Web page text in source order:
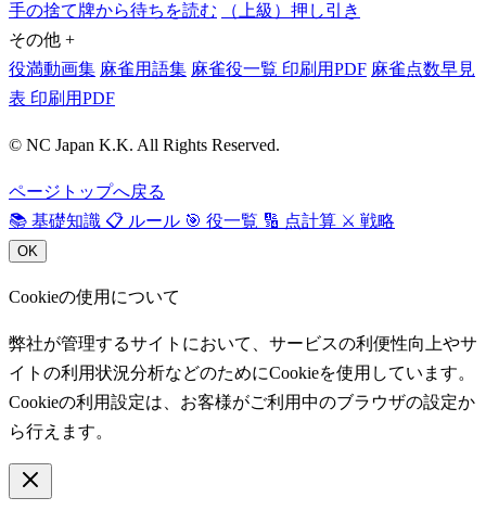
手の捨て牌から待ちを読む
（上級）押し引き
その他 +
役満動画集 麻雀用語集 麻雀役一覧 印刷用PDF 麻雀点数早見
表 印刷用PDF
© NC Japan K.K. All Rights Reserved.
ページトップへ戻る
📚 基礎知識 📋 ルール 🎯 役一覧 🔢 点計算 ⚔️ 戦略
OK
Cookieの使用について
弊社が管理するサイトにおいて、サービスの利便性向上やサ
イトの利用状況分析などのためにCookieを使用しています。
Cookieの利用設定は、お客様がご利用中のブラウザの設定か
ら行えます。